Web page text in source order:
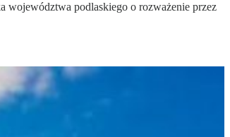
województwa podlaskiego o rozważenie przez